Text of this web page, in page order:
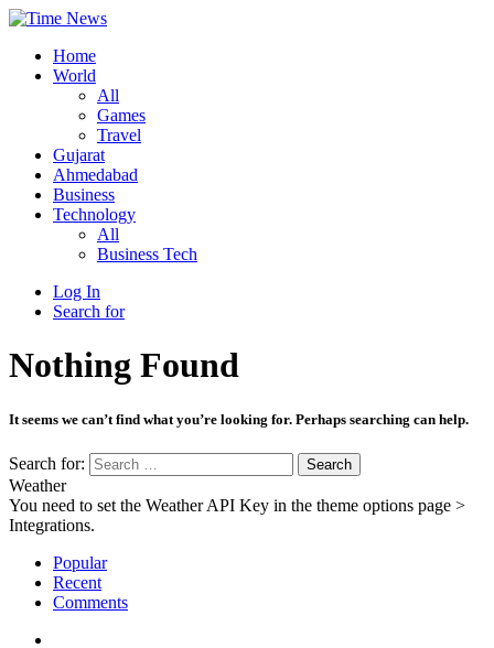
Home
World
All
Games
Travel
Gujarat
Ahmedabad
Business
Technology
All
Business Tech
Log In
Search for
Nothing Found
It seems we can’t find what you’re looking for. Perhaps searching can help.
Search for:
Weather
You need to set the Weather API Key in the theme options page >
Integrations.
Popular
Recent
Comments